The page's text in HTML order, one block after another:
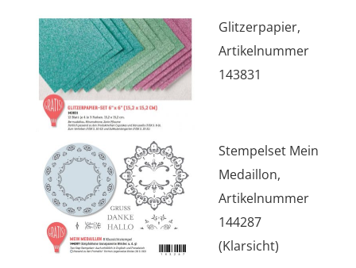
Glitzerpapier,
Artikelnummer
143831
Stempelset Mein
Medaillon,
Artikelnummer
144287
(Klarsicht)